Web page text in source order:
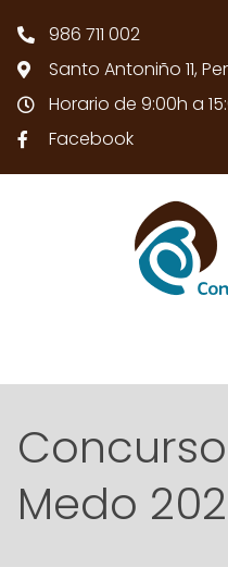
986 711 002
Santo Antoniño 11,
Horario de 9:00h a
Facebook
Medo